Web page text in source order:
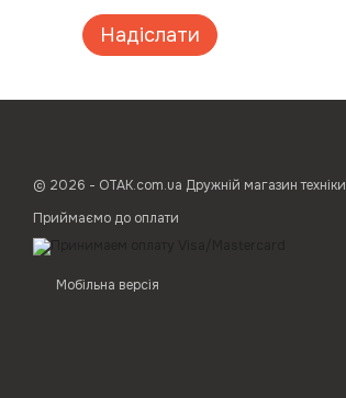
Надіслати
© 2026 - ОТАК.com.ua Дружній магазин техніки
Приймаємо до оплати
Мобільна версія